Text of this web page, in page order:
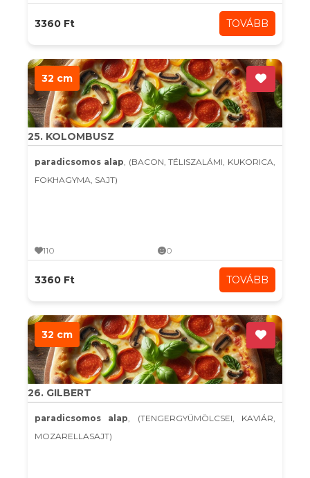
3360 Ft TOVÁBB
32 cm
25. KOLOMBUSZ
paradicsomos alap, (BACON, TÉLISZALÁMI, KUKORICA,
FOKHAGYMA, SAJT)
110 0
3360 Ft TOVÁBB
32 cm
26. GILBERT
paradicsomos alap, (TENGERGYÜMÖLCSEI, KAVIÁR,
MOZARELLASAJT)